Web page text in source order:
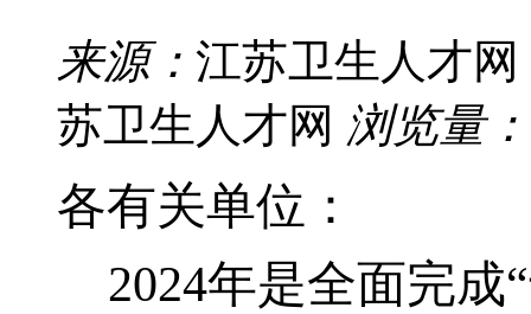
来源： 江苏卫生人才网
苏卫生人才网 浏览量：
各有关单位：
2024年是全面完成“